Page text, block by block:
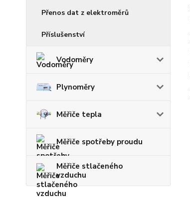
Přenos dat z elektroměrů
Příslušenství
Vodoměry
Plynoměry
Měřiče tepla
Měřiče spotřeby proudu
Měřiče stlačeného
vzduchu